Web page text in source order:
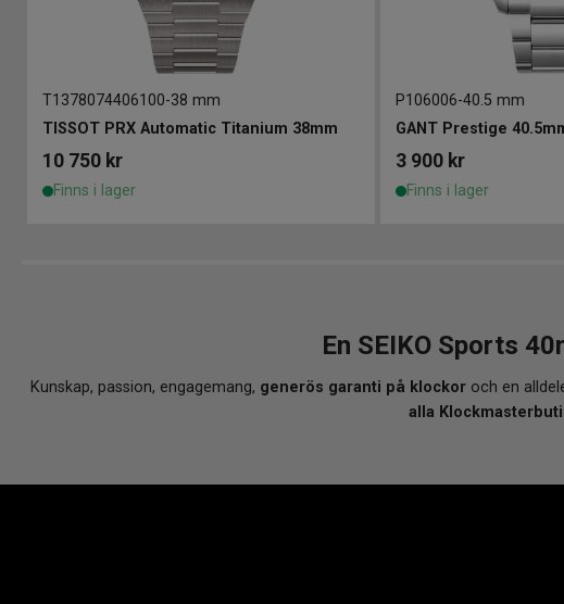
T1378074406100-38 mm
TISSOT PRX Automatic Titanium 38mm
10 750 kr
Finns i lager
P106006-40.5 mm
GANT Prestige
3 900 kr
Finns i lager
En SEIKO Sports
Kunskap, passion, engagemang, generös garanti på klockor och en
alla